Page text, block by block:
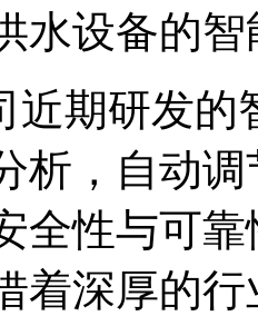
水设备的
近期研发
析，自动
全性与可
着深厚的